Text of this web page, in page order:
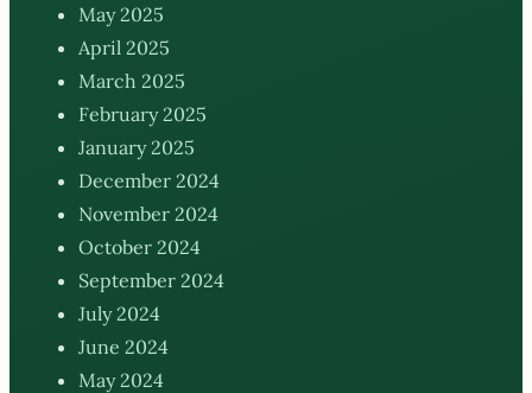
May 2025
April 2025
March 2025
February 2025
January 2025
December 2024
November 2024
October 2024
September 2024
July 2024
June 2024
May 2024